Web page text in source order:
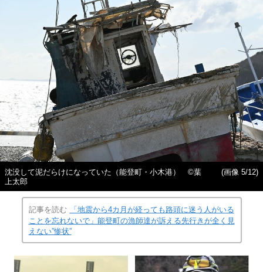
沈没して泥だらけになっていた（能登町・小木港） ©️葉
上太郎
(画像 5/12)
記事を読む
「地震から4カ月が経っても路頭に迷う人がいる
ことを忘れないで」能登町の漁師達が訴える先行きが全く見
えない”惨状”